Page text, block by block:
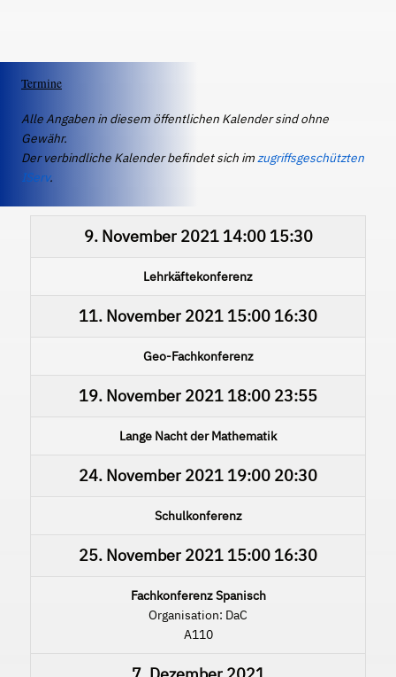
Termine
Alle Angaben in diesem öffentlichen Kalender sind ohne
Gewähr.
Der verbindliche Kalender befindet sich imzugriffsgeschützten
IServ.
9. November 202114:00 15:30
Lehrkäftekonferenz
11. November 2021 15:00 16:30
Geo-Fachkonferenz
19. November 2021 18:00 23:55
Lange Nacht der Mathematik
24. November 2021 19:00 20:30
Schulkonferenz
25. November 2021 15:00 16:30
Fachkonferenz Spanisch
Organisation: DaC
A110